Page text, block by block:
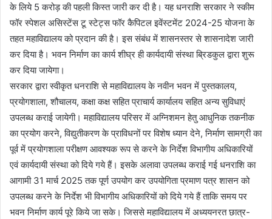
के लिये 5 करोड़ की पहली किस्त जारी कर दी है। यह धनराशि सरकार ने स्कीम
फॉर स्पेशल असिस्टेंस टू स्टेट्स फॉर कैपिटल इवेंस्टमेंट 2024-25 योजना के
तहत महाविद्यालय को प्रदान की है। इस संबंध में शासनस्तर से शासनादेश जारी
कर दिया है। भवन निर्माण का कार्य शीघ्र ही कार्यदायी संस्था ब्रिडकुल द्वारा शुरू
कर दिया जायेगा।
सरकार द्वारा स्वीकृत धनराशि से महाविद्यालय के नवीन भवन में पुस्तकालय,
प्रयोगशाला, शौचालय, कक्षा कक्ष सहित प्राचार्य कार्यालय सहित अन्य सुविधाएं
उपलब्ध कराई जायेगी। महाविद्यालय परिसर में अग्निशमन हेतु आधुनिक तकनीक
का प्रयोग करने, विद्युतीकरण के प्राविधनों पर विशेष ध्यान देने, निर्माण सामग्री का
पूर्व में प्रयोगशाला परीक्षण आवश्यक रूप से करने के निर्देश विभागीय अधिकारियों
एवं कार्यदायी संस्था को दिये गये हैं। इसके अलावा उपलब्ध कराई गई धनराशि का
आगामी 31 मार्च 2025 तक पूर्ण उपयोग कर उपयोगिता प्रमाण पत्र शासन को
उपलब्ध करने के निर्देश भी विभागीय अधिकारियों को दिये गये हैं ताकि समय पर
भवन निर्माण कार्य पूरे किये जा सके। जिससे महाविद्यालय में अध्ययनरत छात्र-